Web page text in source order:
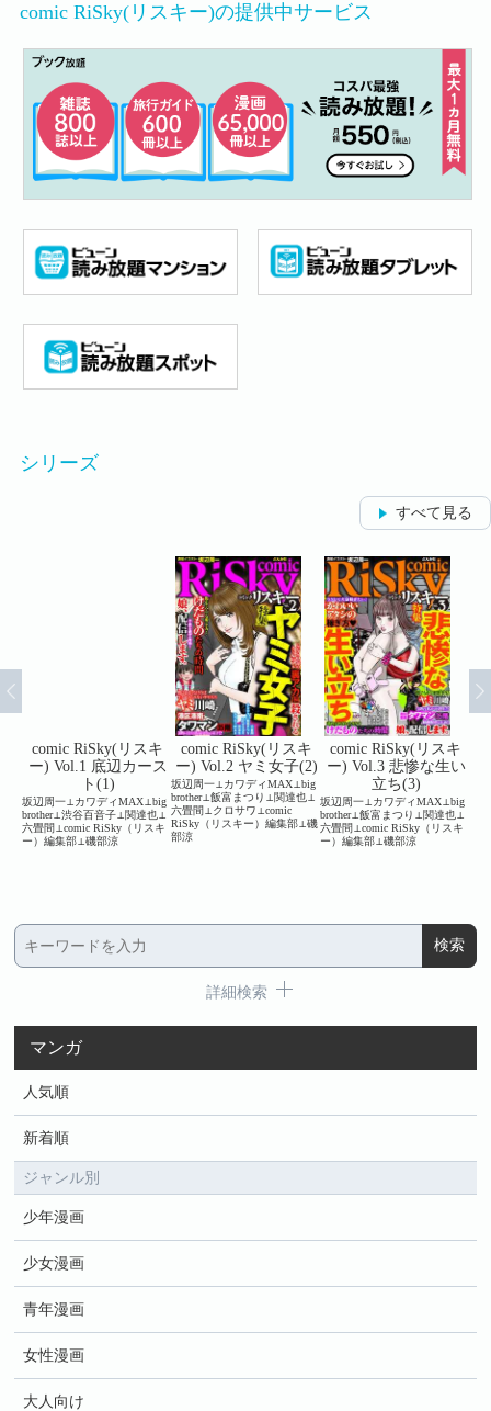
comic RiSky(リスキー)の提供中サービス
シリーズ
すべて見る
comic RiSky(リスキ
ー) Vol.1 底辺カース
ト(1)
坂辺周一⊥カワディMAX⊥big
brother⊥渋谷百音子⊥関達也⊥
六畳間⊥comic RiSky（リスキ
ー）編集部⊥磯部涼
comic RiSky(リスキ
ー) Vol.2 ヤミ女子(2)
坂辺周一⊥カワディMAX⊥big
brother⊥飯富まつり⊥関達也⊥
六畳間⊥クロサワ⊥comic
RiSky（リスキー）編集部⊥磯
部涼
comic RiSky(リスキ
ー) Vol.3 悲惨な生い
立ち(3)
坂辺周一⊥カワディMAX⊥big
brother⊥飯富まつり⊥関達也⊥
六畳間⊥comic RiSky（リスキ
ー）編集部⊥磯部涼
詳細検索
マンガ
人気順
新着順
ジャンル別
少年漫画
少女漫画
青年漫画
女性漫画
大人向け